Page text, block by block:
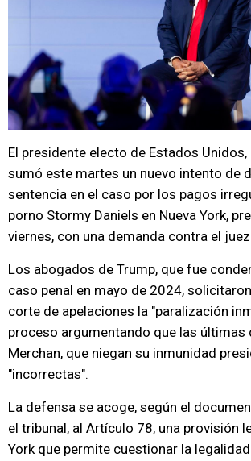
El presidente electo de Estados Unidos,
sumó este martes un nuevo intento de
sentencia en el caso por los pagos
porno Stormy Daniels en Nueva York,
viernes, con una demanda contra el
Los abogados de Trump, que fue
caso penal en mayo de 2024,
corte de apelaciones la "paralización
proceso argumentando que las últimas
Merchan, que niegan su inmunidad
"incorrectas".
La defensa se acoge, según el
el tribunal, al Artículo 78, una provisión
York que permite cuestionar la